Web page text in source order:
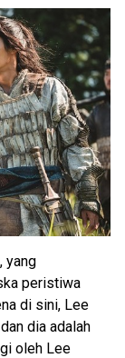
yang
peristiwa
di sini, Lee
dia adalah
oleh Lee